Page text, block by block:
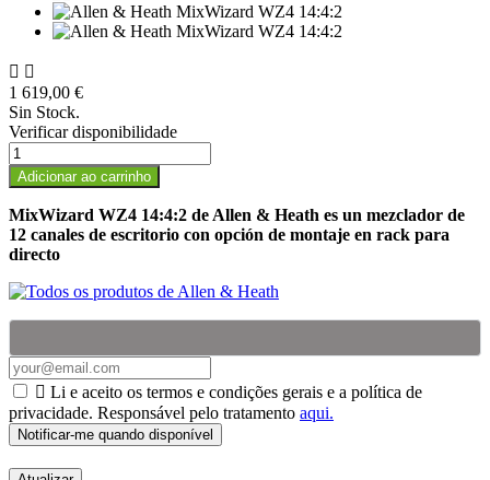
 
1 619,00 €
Sin Stock.
Verificar disponibilidade
Adicionar ao carrinho
MixWizard WZ4 14:4:2 deAllen & Heath es un mezclador de
12 canales de escritorio con opción de montaje en rack para
directo
Receba um alerta quando o produto estiver em stock
 Li e aceito os termos e condições gerais e a política de
privacidade. Responsável pelo tratamento aqui.
Notificar-me quando disponível